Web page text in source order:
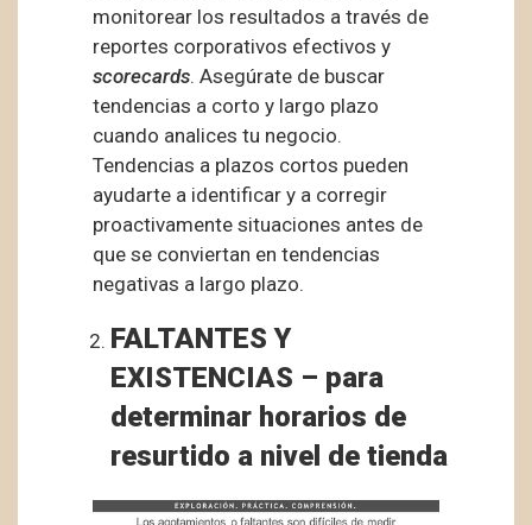
monitorear los resultados a través de
reportes corporativos efectivos y
scorecards. Asegúrate de buscar
tendencias a corto y largo plazo
cuando analices tu negocio.
Tendencias a plazos cortos pueden
ayudarte a identificar y a corregir
proactivamente situaciones antes de
que se conviertan en tendencias
negativas a largo plazo.
FALTANTES Y
EXISTENCIAS – para
determinar horarios de
resurtido a nivel de tienda